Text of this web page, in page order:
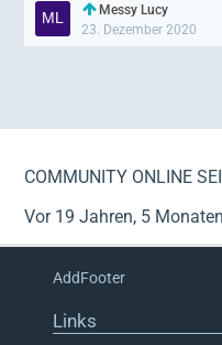
Messy Lucy
23. Dezember 2020
COMMUNITY ONLINE
Vor 19 Jahren, 5
AddFooter
Links